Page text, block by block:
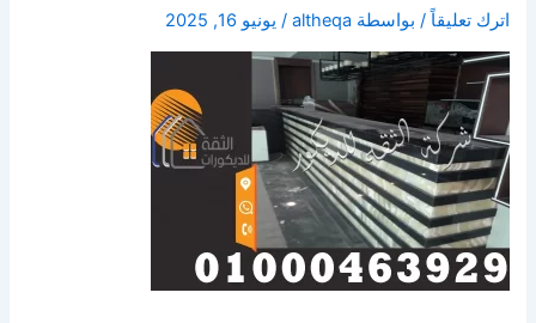
اترك تعليقاً / بواسطة altheqa
/ يونيو 16, 2025